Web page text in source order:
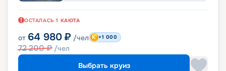
ОСТАЛАСЬ 1 КАЮТА
от 64 980 ₽ /чел
72 200₽ /чел
+1 000
Выбрать круиз